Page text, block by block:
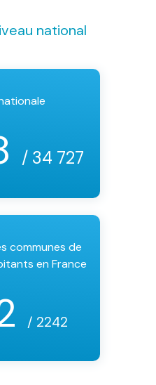
national
/ 34 727
communes de
en France
/ 2242